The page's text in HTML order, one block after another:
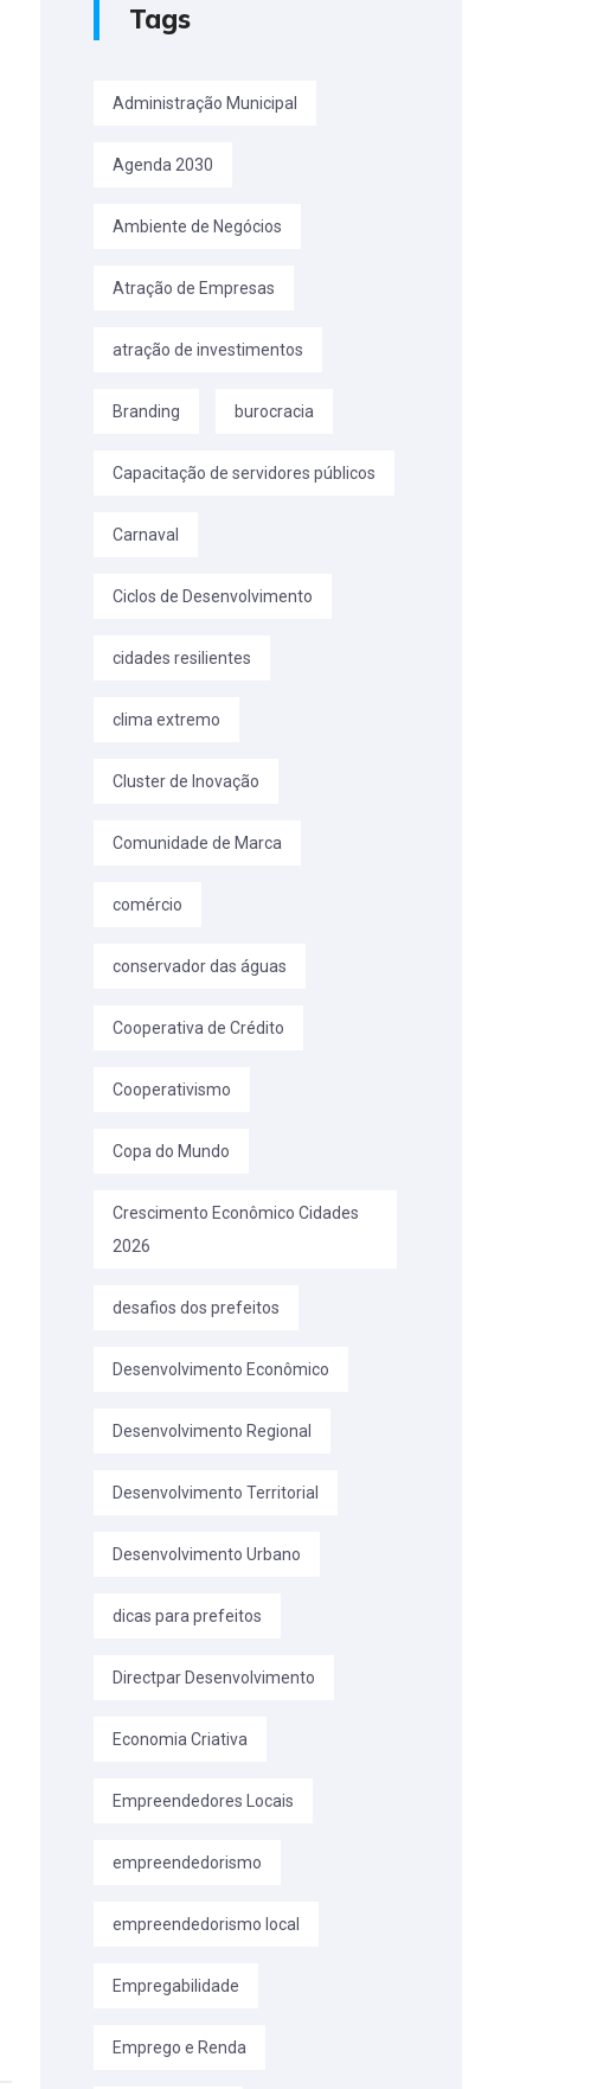
Tags
Administração Municipal
Agenda 2030
Ambiente de Negócios
Atração de Empresas
atração de investimentos
Branding burocracia
Capacitação de servidores públicos
Carnaval
Ciclos de Desenvolvimento
cidades resilientes
clima extremo
Cluster de Inovação
Comunidade de Marca
comércio
conservador das águas
Cooperativa de Crédito
Cooperativismo
Copa do Mundo
Crescimento Econômico Cidades
2026
desafios dos prefeitos
Desenvolvimento Econômico
Desenvolvimento Regional
Desenvolvimento Territorial
Desenvolvimento Urbano
dicas para prefeitos
Directpar Desenvolvimento
Economia Criativa
Empreendedores Locais
empreendedorismo
empreendedorismo local
Empregabilidade
Emprego e Renda